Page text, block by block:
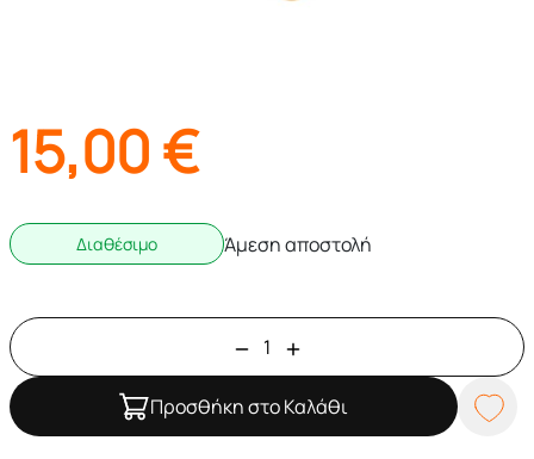
15,00€
Διαθέσιμο Άμεση αποστολή
Προσθήκη στο Καλάθι